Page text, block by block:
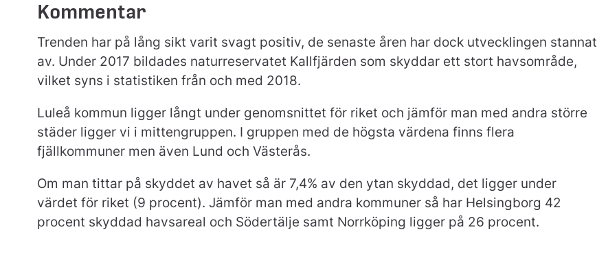
Kommentar
Trenden har på lång sikt varit svagt positiv, de senaste åren har dock utvecklingen stannat
av. Under 2017 bildades naturreservatet Kallfjärden som skyddar ett stort havsområde,
vilket syns i statistiken från och med 2018.
Luleå kommun ligger långt under genomsnittet för riket och jämför man med andra större
städer ligger vi i mittengruppen. I gruppen med de högsta värdena finns flera
fjällkommuner men även Lund och Västerås.
Om man tittar på skyddet av havet så är 7,4% av den ytan skyddad, det ligger under
värdet för riket (9 procent). Jämför man med andra kommuner så har Helsingborg 42
procent skyddad havsareal och Södertälje samt Norrköping ligger på 26 procent.